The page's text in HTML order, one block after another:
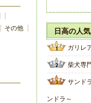
その他 日高の人
ガリレ
柴犬専
サンド
ンドラ～